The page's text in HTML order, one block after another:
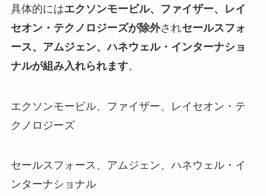
具体的にはエクソンモービル、ファイザー、レイ
セオン・テクノロジーズが除外されセールスフォ
ース、アムジェン、ハネウェル・インターナショ
ナルが組み入れられます。
エクソンモービル、ファイザー、レイセオン・テ
クノロジーズ
セールスフォース、アムジェン、ハネウェル・イ
ンターナショナル